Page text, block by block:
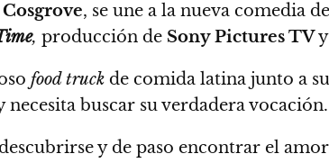
, se une a la nueva comedia de
, producción de Sony Pictures TVy
food truck de comida latina junto a
buscar su verdadera vocación.
y de paso encontrar el